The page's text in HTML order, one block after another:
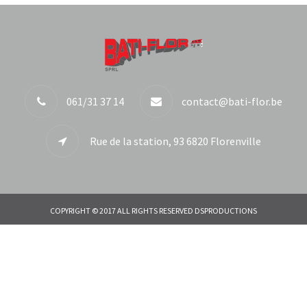
061/31 37 14 contact@bati-flor.be
Rue de la station, 93 6820 Florenville
COPYRIGHT © 2017 ALL RIGHTS RESERVED DSPRODUCTIONS